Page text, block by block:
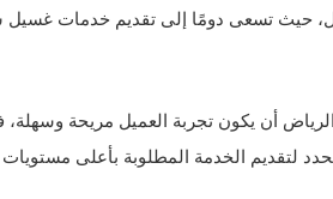
حيث تسعى دومًا إلى تقديم خدمات
أن يكون تجربة العميل مريحة وسهلة،
لتقديم الخدمة المطلوبة بأعلى مستويات